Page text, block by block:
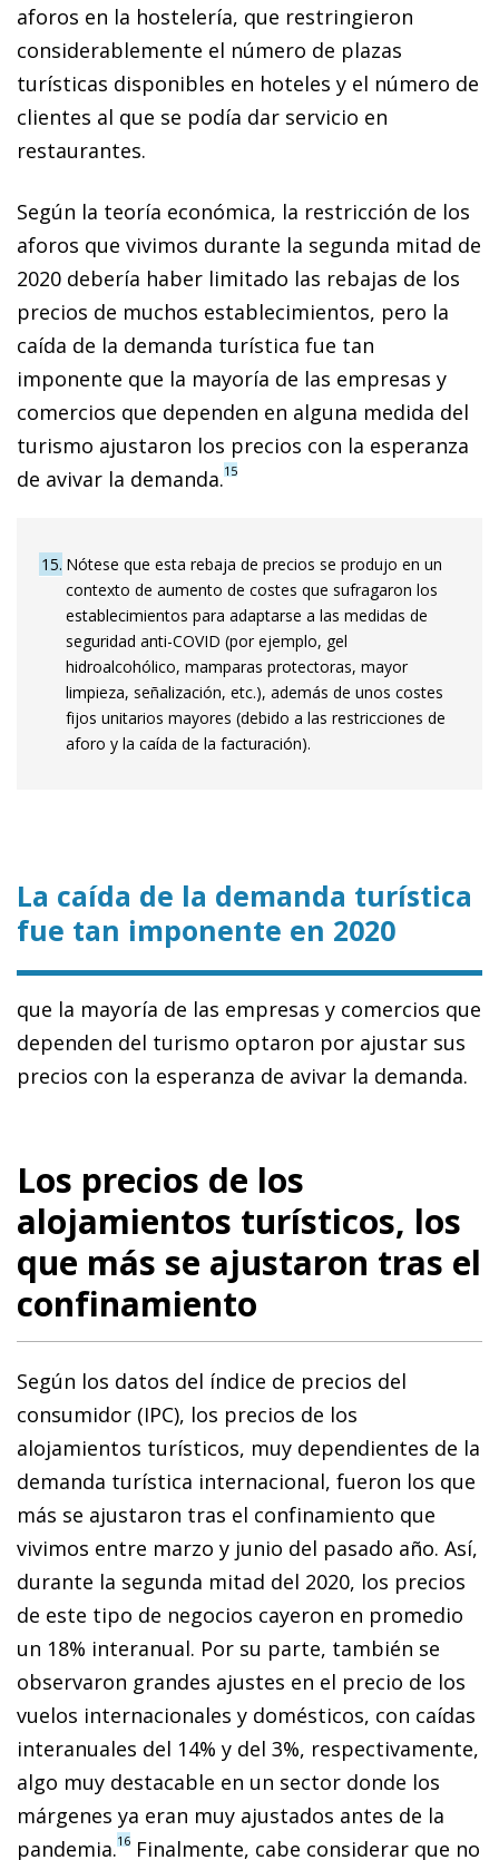
aforos en la hostelería, que restringieron
considerablemente el número de plazas
turísticas disponibles en hoteles y el número de
clientes al que se podía dar servicio en
restaurantes.
Según la teoría económica, la restricción de los
aforos que vivimos durante la segunda mitad de
2020 debería haber limitado las rebajas de los
precios de muchos establecimientos, pero la
caída de la demanda turística fue tan
imponente que la mayoría de las empresas y
comercios que dependen en alguna medida del
turismo ajustaron los precios con la esperanza
de avivar la demanda.15
15 Nótese que esta rebaja de precios se produjo en un
contexto de aumento de costes que sufragaron los
establecimientos para adaptarse a las medidas de
seguridad anti-COVID (por ejemplo, gel
hidroalcohólico, mamparas protectoras, mayor
limpieza, señalización, etc.), además de unos costes
fijos unitarios mayores (debido a las restricciones de
aforo y la caída de la facturación).
La caída de la demanda turística
fue tan imponente en 2020
que la mayoría de las empresas y comercios que
dependen del turismo optaron por ajustar sus
precios con la esperanza de avivar la demanda.
Los precios de los
alojamientos turísticos, los
que más se ajustaron tras el
confinamiento
Según los datos del índice de precios del
consumidor (IPC), los precios de los
alojamientos turísticos, muy dependientes de la
demanda turística internacional, fueron los que
más se ajustaron tras el confinamiento que
vivimos entre marzo y junio del pasado año. Así,
durante la segunda mitad del 2020, los precios
de este tipo de negocios cayeron en promedio
un 18% interanual. Por su parte, también se
observaron grandes ajustes en el precio de los
vuelos internacionales y domésticos, con caídas
interanuales del 14% y del 3%, respectivamente,
algo muy destacable en un sector donde los
márgenes ya eran muy ajustados antes de la
pandemia.16 Finalmente, cabe considerar que no